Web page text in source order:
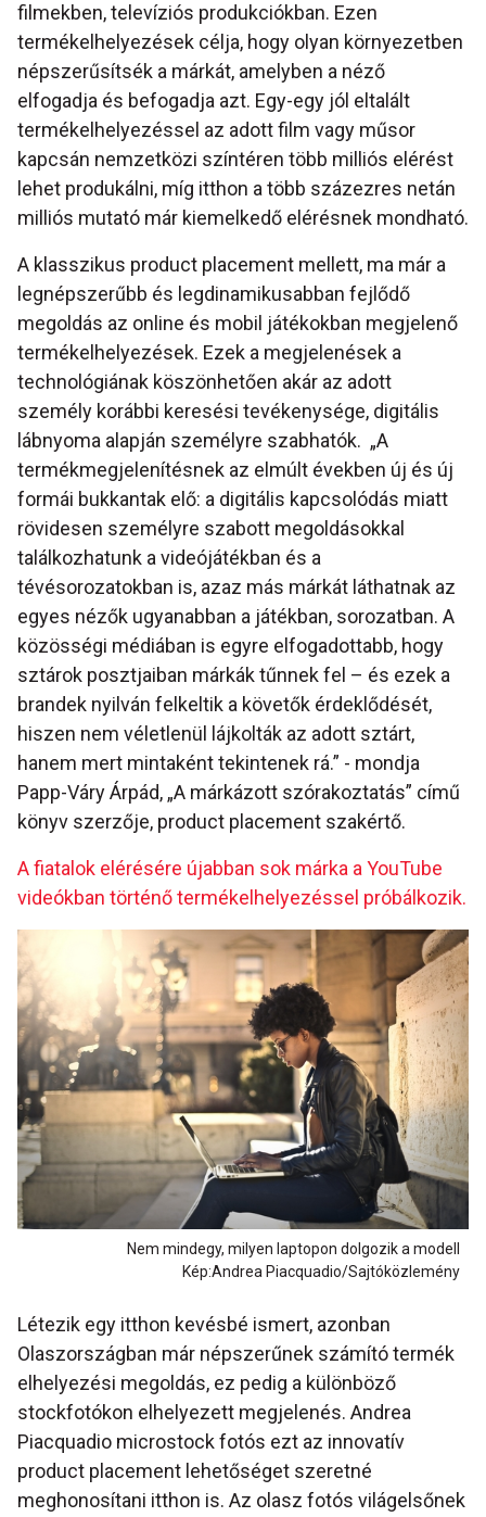
filmekben, televíziós produkciókban. Ezen
termékelhelyezések célja, hogy olyan környezetben
népszerűsítsék a márkát, amelyben a néző
elfogadja és befogadja azt. Egy-egy jól eltalált
termékelhelyezéssel az adott film vagy műsor
kapcsán nemzetközi színtéren több milliós elérést
lehet produkálni, míg itthon a több százezres netán
milliós mutató már kiemelkedő elérésnek mondható.
A klasszikus product placement mellett, ma már a
legnépszerűbb és legdinamikusabban fejlődő
megoldás az online és mobil játékokban megjelenő
termékelhelyezések. Ezek a megjelenések a
technológiának köszönhetően akár az adott
személy korábbi keresési tevékenysége, digitális
lábnyoma alapján személyre szabhatók. „A
termékmegjelenítésnek az elmúlt években új és új
formái bukkantak elő: a digitális kapcsolódás miatt
rövidesen személyre szabott megoldásokkal
találkozhatunk a videójátékban és a
tévésorozatokban is, azaz más márkát láthatnak az
egyes nézők ugyanabban a játékban, sorozatban. A
közösségi médiában is egyre elfogadottabb, hogy
sztárok posztjaiban márkák tűnnek fel – és ezek a
brandek nyilván felkeltik a követők érdeklődését,
hiszen nem véletlenül lájkolták az adott sztárt,
hanem mert mintaként tekintenek rá.” - mondja
Papp-Váry Árpád, „A márkázott szórakoztatás” című
könyv szerzője, product placement szakértő.
A fiatalok elérésére újabban sok márka a YouTube
videókban történő termékelhelyezéssel próbálkozik.
Nem mindegy, milyen laptopon dolgozik a modell
Kép:Andrea Piacquadio/Sajtóközlemény
Létezik egy itthon kevésbé ismert, azonban
Olaszországban már népszerűnek számító termék
elhelyezési megoldás, ez pedig a különböző
stockfotókon elhelyezett megjelenés. Andrea
Piacquadio microstock fotós ezt az innovatív
product placement lehetőséget szeretné
meghonosítani itthon is. Az olasz fotós világelsőnek